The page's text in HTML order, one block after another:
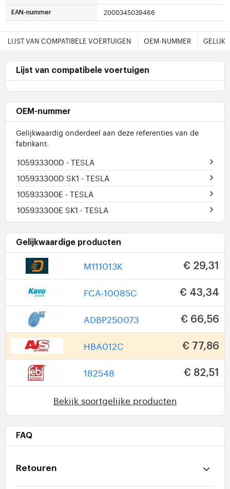
EAN-nummer 2000345039466
LIJST VAN COMPATIBELE VOERTUIGEN OEM-NUMMER
Lijst van compatibele voertuigen
OEM-nummer
Gelijkwaardig onderdeel aan deze referenties van de
fabrikant:
105933300D - TESLA
105933300D SK1 - TESLA
105933300E - TESLA
105933300E SK1 - TESLA
Gelijkwaardige producten
M111013K € 29,31
FCA-10085C € 43,34
ADBP250073 € 66,56
HBA012C € 77,86
182548 € 82,51
Bekijk soortgelijke producten
FAQ
Retouren